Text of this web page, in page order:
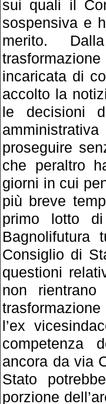
sui quali il
sospensiva e
merito.
incaricata di
accolto la
le decisioni
proseguire
che peraltro
giorni in cui
più breve
primo lotto
Bagnolifutura
Consiglio di
questioni
non
l’ex
competenza
ancora da via
Stato
porzione